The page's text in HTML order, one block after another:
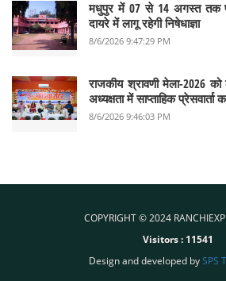
मधुपुर में 07 से 14 अगस्त तक
दायरे में लागू रहेगी निषेधाज्ञा
8/6/2026 9:47:29 PM
राजकीय श्रावणी मेला-2026
अध्यक्षता में साप्ताहिक
8/6/2026 9:46:03 PM
COPYRIGHT © 2024
Visitors : 11541
Design and developed bySPS